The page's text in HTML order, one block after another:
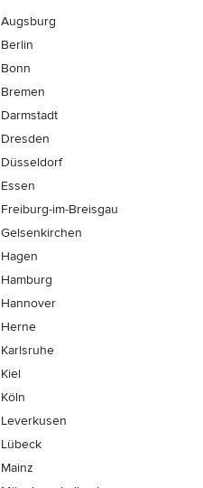
Augsburg
Berlin
Bonn
Bremen
Darmstadt
Dresden
Düsseldorf
Essen
Freiburg-im-Breisgau
Gelsenkirchen
Hagen
Hamburg
Hannover
Herne
Karlsruhe
Kiel
Köln
Leverkusen
Lübeck
Mainz